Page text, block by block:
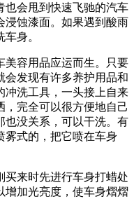
也会甩到快速飞驰的汽车
浸蚀漆面。如果遇到酸雨
身。
美容用品应运而生。只要
会发现有许多养护用品和
冲洗工具，一头接上自来
，完全可以很方便地自己
也没关系，可以干洗。有
雾式的，把它喷在车身
买来时先进行车身打蜡处
增加光亮度，使车身熠熠